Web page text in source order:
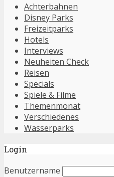
Achterbahnen
Disney Parks
Freizeitparks
Hotels
Interviews
Neuheiten Check
Reisen
Specials
Spiele & Filme
Themenmonat
Verschiedenes
Wasserparks
Login
Benutzername